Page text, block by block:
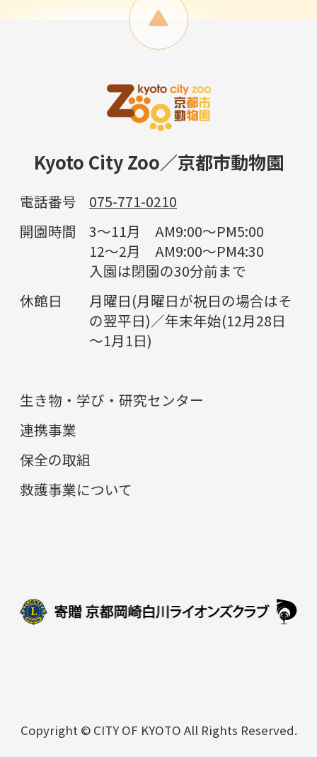
Kyoto City Zoo／京都市動物園
電話番号
075-771-0210
開園時間
3～11月 AM9:00～PM5:00
12～2月 AM9:00～PM4:30
入園は閉園の30分前まで
休館日
月曜日(月曜日が祝日の場合はそ
の翌平日)／年末年始(12月28日
～1月1日)
生き物・学び・研究センター
連携事業
保全の取組
救護事業について
Copyright © CITY OF KYOTO All Rights Reserved.